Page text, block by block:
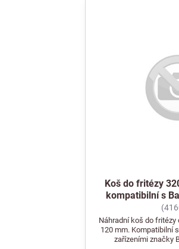
Koš do fritézy
kompatibilní s
Náhradní koš do fritézy
120 mm. Kompatibilní
zařízeními značky